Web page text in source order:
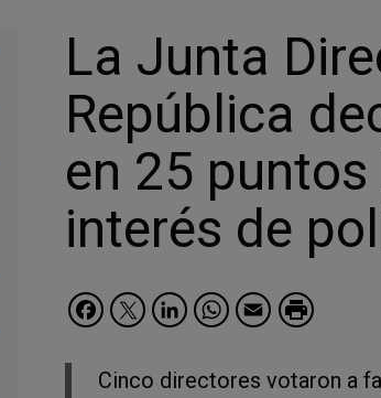
La Junta
República
en 25
interés de
Facebook
Twitter
LinkedIn
WhatsApp
Email
Cinco directores votaron a